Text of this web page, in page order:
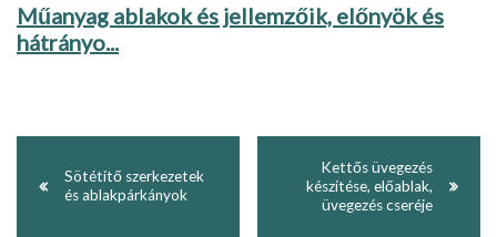
Műanyag ablakok és jellemzőik, előnyök és
hátrányo...
Sötétítő szerkezetek
és ablakpárkányok
Kettős üvegezés
készítése, előablak,
üvegezés cseréje